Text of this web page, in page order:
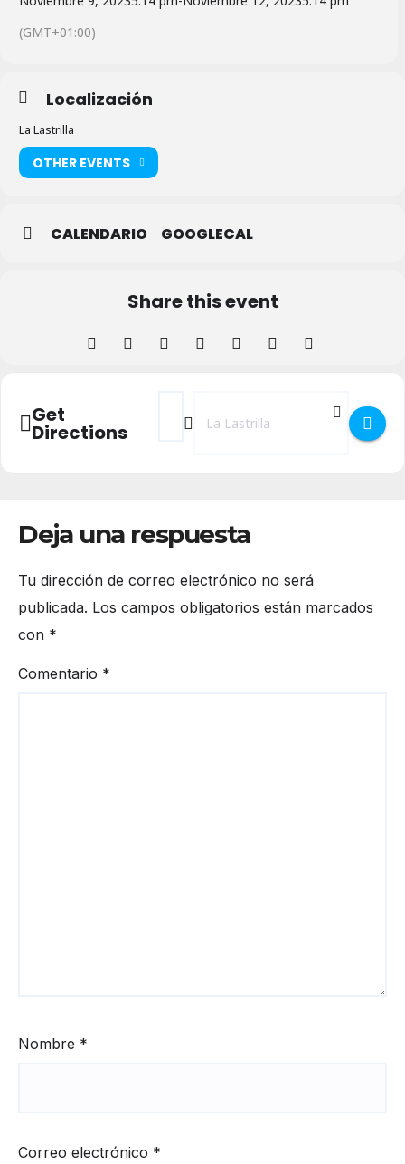
(GMT+01:00)
Localización
La Lastrilla
OTHER EVENTS
CALENDARIO GOOGLECAL
Share this event
Get
Directions
Address - Circo Coliseo - Cuba en La
Destination Address - Circo
Deja una respuesta
Tu dirección de correo electrónico no será
publicada. Los campos obligatorios están marcados
con *
Comentario *
Nombre *
Correo electrónico *